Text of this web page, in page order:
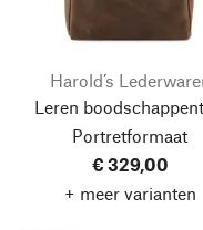
Harold’s
Leren
Portretformaat
€ 329,00
+ meer varianten